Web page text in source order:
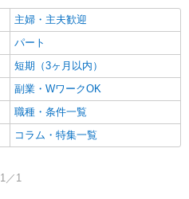
主婦・主夫歓迎
パート
短期（3ヶ月以内）
副業・WワークOK
職種・条件一覧
コラム・特集一覧
1／1